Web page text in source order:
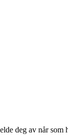
deg av når som